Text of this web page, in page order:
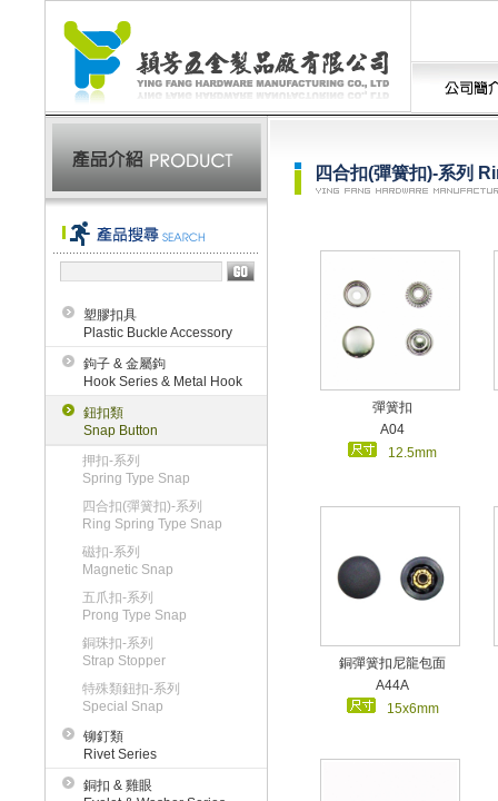
塑膠扣具
Plastic Buckle Accessory
鉤子 & 金屬鉤
Hook Series & Metal Hook
鈕扣類
Snap Button
押扣-系列
Spring Type Snap
四合扣(彈簧扣)-系列
Ring Spring Type Snap
磁扣-系列
Magnetic Snap
五爪扣-系列
Prong Type Snap
銅珠扣-系列
Strap Stopper
特殊類鈕扣-系列
Special Snap
铆釘類
Rivet Series
銅扣 & 雞眼
四合扣(彈簧扣)-系列
彈簧扣
A04
12.5mm
銅彈簧扣尼龍包面
A44A
15x6mm